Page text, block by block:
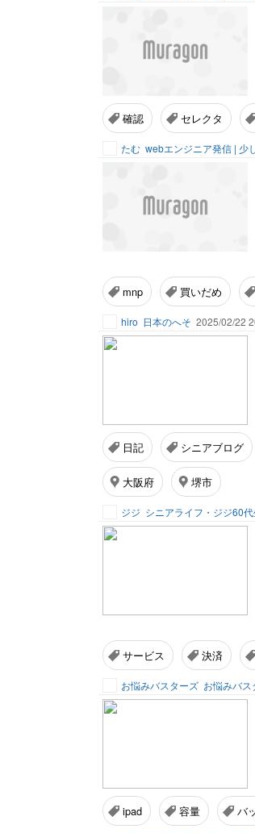
確認 セレクタ
たむ webエンジニア発信 | 少
mnp 買いだめ
hiro 日本のへそ 2025/02/22
日記 シニアブログ
大阪府 堺市
ジジ シニアライフ・ジジ60
サービス 決済
お悩みバスターズ お悩みバ
ipad 容量 バ